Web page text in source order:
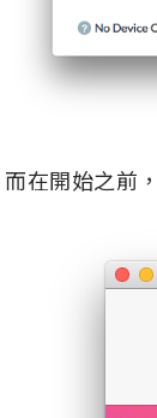
而在開始之前